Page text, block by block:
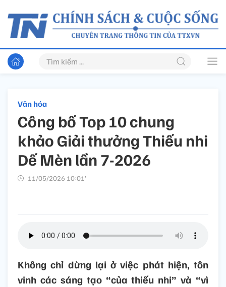
Văn hóa
Công bố Top 10 chung
khảo Giải thưởng Thiếu nhi
Dế Mèn lần 7-2026
11/05/2026 10:01’
Không chỉ dừng lại ở việc phát hiện, tôn
vinh các sáng tạo “của thiếu nhi” và “vì